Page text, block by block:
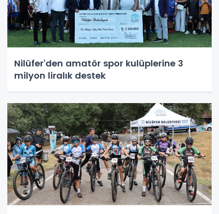
Nilüfer'den amatör spor kulüplerine 3
milyon liralık destek